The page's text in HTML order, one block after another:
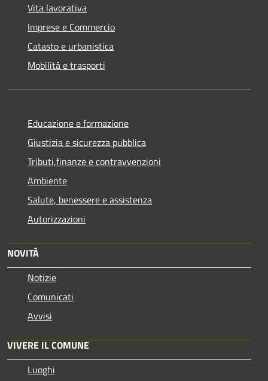
Vita lavorativa
Imprese e Commercio
Catasto e urbanistica
Mobilità e trasporti
Educazione e formazione
Giustizia e sicurezza pubblica
Tributi,finanze e contravvenzioni
Ambiente
Salute, benessere e assistenza
Autorizzazioni
NOVITÀ
Notizie
Comunicati
Avvisi
VIVERE IL COMUNE
Luoghi